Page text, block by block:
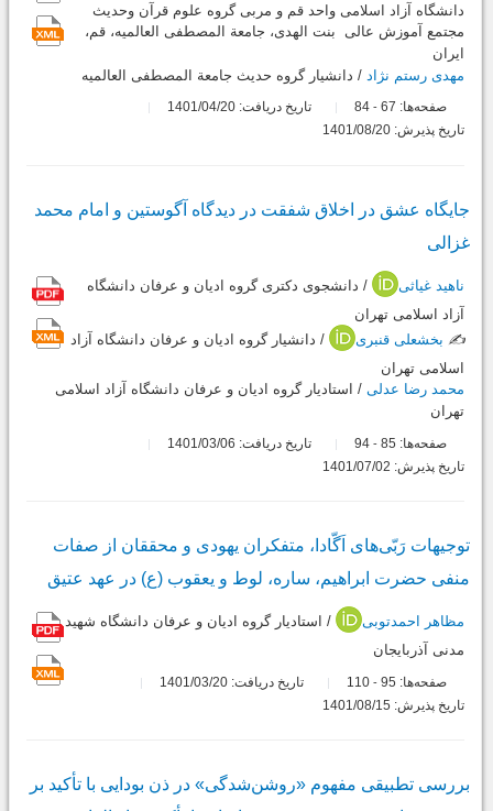
دانشگاه آزاد اسلامی واحد قم و مربی گروه علوم قرآن وحدیث
مجتمع آموزش عالی بنت الهدی، جامعة المصطفی العالمیه، قم،
ایران
مهدی رستم نژاد / دانشیار گروه حدیث جامعة المصطفی العالمیه
صفحه‌ها: 67
-
تاریخ دریافت: 1401/04/20
تاریخ پذیرش: 1401/08/20
جایگاه عشق در اخلاق شفقت در دیدگاه آگوستین و امام محمد
غزالی
ناهید غیاثی
/ دانشجوی دکتری گروه ادیان و عرفان دانشگاه
آزاد اسلامی تهران
✍️ بخشعلی قنبری
/ دانشیار گروه ادیان و عرفان دانشگاه آزاد
اسلامی تهران
محمد رضا عدلی / استادیار گروه ادیان و عرفان دانشگاه آزاد اسلامی
تهران
صفحه‌ها: 85
-
تاریخ دریافت: 1401/03/06
تاریخ پذیرش: 1401/07/02
توجیهات رَبّی‌های اَگّادا، متفکران یهودی و محققان از صفات
منفی حضرت ابراهیم، ساره، لوط و یعقوب (ع) در عهد عتیق
مظاهر احمدتوبی
/ استادیار گروه ادیان و عرفان دانشگاه شهید
مدنی آذربایجان
صفحه‌ها: 95
-
تاریخ دریافت: 1401/03/20
تاریخ پذیرش: 1401/08/15
بررسی تطبیقی مفهوم «روشن‌شدگی» در ذن بودایی با تأکید بر